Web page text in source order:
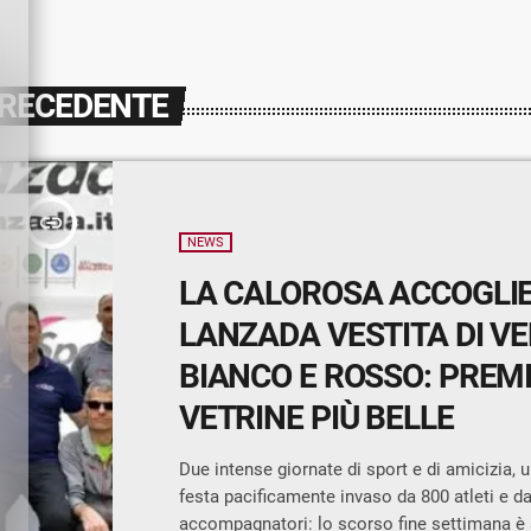
insert_link
NEWS
LA CALOROSA
LANZADA VESTITA DI
BIANCO E ROSSO:
VETRINE PIÙ BELLE
Due intense giornate di sport e di amicizia,
festa pacificamente invaso da 800 atleti e
accompagnatori: lo scorso fine settimana